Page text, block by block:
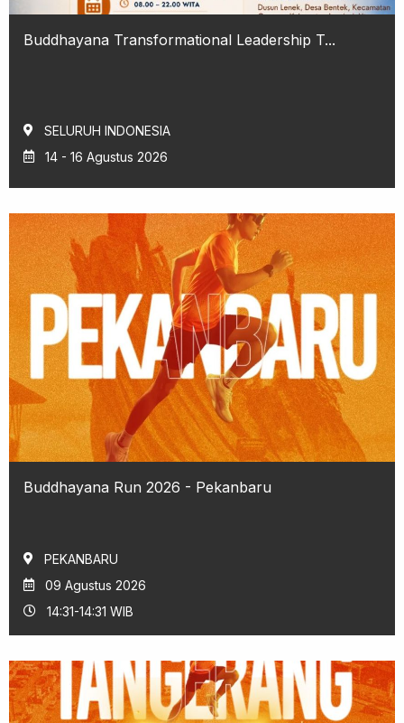
Buddhayana Transformational Leadership T...
SELURUH INDONESIA
14 - 16 Agustus 2026
Buddhayana Run 2026 - Pekanbaru
PEKANBARU
09 Agustus 2026
14:31-14:31 WIB